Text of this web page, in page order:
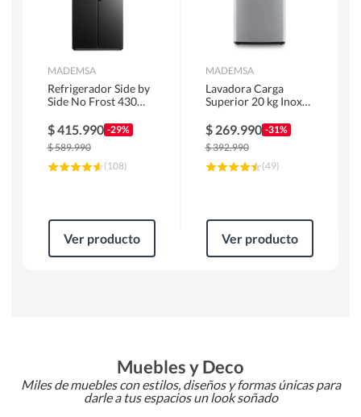
MADEMSA
Refrigerador Side by
Side No Frost 430
MAS430B
$415.990 -29%
$589.990
(108)
Ver producto
MADEMSA
Lavadora Carga
Superior 20 kg Inox
$ 269.990 -31%
$392.990
(49)
Ver producto
Muebles y Deco
Miles de muebles con estilos, diseños y formas únicas para
darle a tus espacios un look soñado